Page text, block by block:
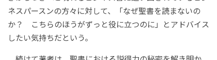
ネスパースンの方々に対して、「なぜ聖書を読まないの
か？ こちらのほうがずっと役に立つのに」とアドバイス
したい気持ちだという。